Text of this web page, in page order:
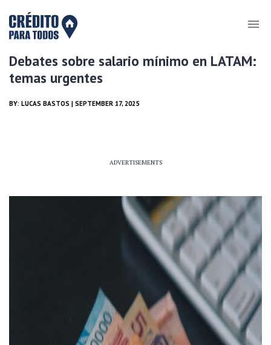
Debates sobre salario mínimo en LATAM:
temas urgentes
BY: LUCAS BASTOS | SEPTEMBER 17, 2025
ADVERTISEMENTS